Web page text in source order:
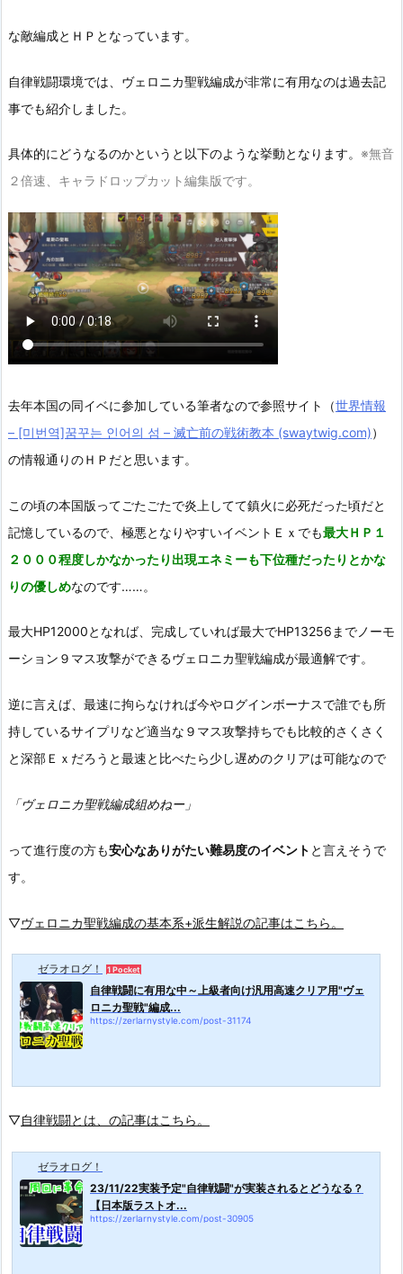
な敵編成とＨＰとなっています。
自律戦闘環境では、ヴェロニカ聖戦編成が非常に有用なのは過去記
事でも紹介しました。
具体的にどうなるのかというと以下のような挙動となります。 ※無音
２倍速、キャラドロップカット編集版です。
去年本国の同イベに参加している筆者なので参照サイト（世界情報
– [미번역]꿈꾸는 인어의 섬 – 滅亡前の戦術教本 (swaytwig.com)）
の情報通りのＨＰだと思います。
この頃の本国版ってごたごたで炎上してて鎮火に必死だった頃だと
記憶しているので、極悪となりやすいイベントＥｘでも最大ＨＰ１
２０００程度しかなかったり出現エネミーも下位種だったりとかな
りの優しめなのです……。
最大HP12000となれば、完成していれば最大でHP13256までノーモ
ーション９マス攻撃ができるヴェロニカ聖戦編成が最適解です。
逆に言えば、最速に拘らなければ今やログインボーナスで誰でも所
持しているサイプリなど適当な９マス攻撃持ちでも比較的さくさく
と深部Ｅｘだろうと最速と比べたら少し遅めのクリアは可能なので
「ヴェロニカ聖戦編成組めねー」
って進行度の方も安心なありがたい難易度のイベント と言えそうで
す。
▽ヴェロニカ聖戦編成の基本系+派生解説の記事はこちら。
ゼラオログ！ 1 Pocket
自律戦闘に有用な中～上級者向け汎用高速クリア用"ヴェ
ロニカ聖戦"編成...
https://zerlarnystyle.com/post-31174
▽自律戦闘とは、の記事はこちら。
ゼラオログ！
23/11/22実装予定"自律戦闘"が実装されるとどうなる？
【日本版ラストオ...
https://zerlarnystyle.com/post-30905